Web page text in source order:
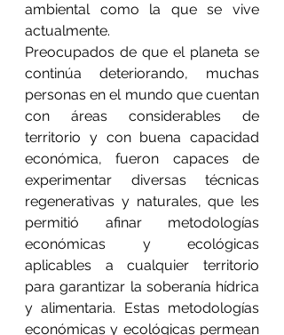
ambiental como la que se vive
actualmente.
Preocupados de que el planeta se
continúa deteriorando, muchas
personas en el mundo que cuentan
con áreas considerables de
territorio y con buena capacidad
económica, fueron capaces de
experimentar diversas técnicas
regenerativas y naturales, que les
permitió afinar metodologías
económicas y ecológicas
aplicables a cualquier territorio
para garantizar la soberanía hídrica
y alimentaria. Estas metodologías
económicas y ecológicas permean